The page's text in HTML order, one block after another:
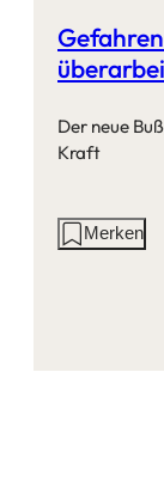
Der neue
Kraft
AktionenMerken